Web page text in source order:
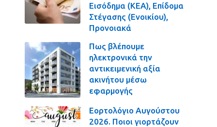
Εισόδημα (ΚΕΑ), Επίδομα
Στέγασης (Ενοικίου),
Προνοιακά
Πως βλέπουμε
ηλεκτρονικά την
αντικειμενική αξία
ακινήτου μέσω
εφαρμογής
Εορτολόγιο Αυγούστου
2026. Ποιοι γιορτάζουν